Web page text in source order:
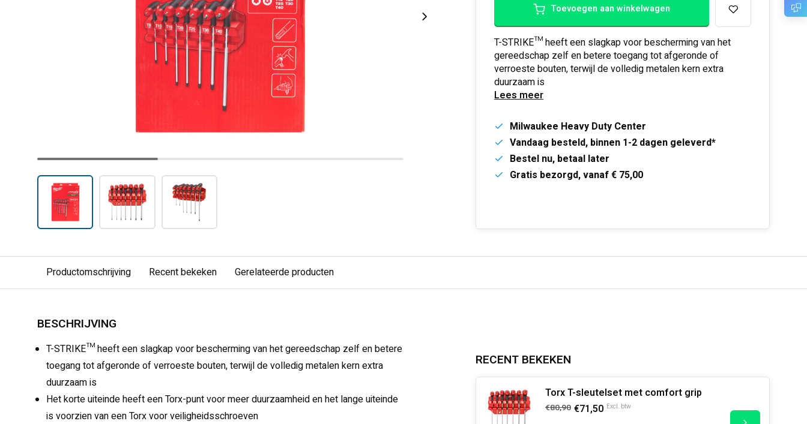
Toevoegen aan winkelwagen
T-STRIKE™ heeft een slagkap voor bescherming van het
gereedschap zelf en betere toegang tot afgeronde of
verroeste bouten, terwijl de volledig metalen kern extra
duurzaam is
Lees meer
Milwaukee Heavy Duty Center
Vandaag besteld, binnen 1-2 dagen geleverd*
Bestel nu, betaal later
Gratis bezorgd, vanaf € 75,00
Productomschrijving Recent bekeken Gerelateerde producten
BESCHRIJVING
T-STRIKE™ heeft een slagkap voor bescherming van het gereedschap zelf en betere
toegang tot afgeronde of verroeste bouten, terwijl de volledig metalen kern extra
duurzaam is
Het korte uiteinde heeft een Torx-punt voor meer duurzaamheid en het lange uiteinde
is voorzien van een Torx voor veiligheidsschroeven
RECENT BEKEKEN
Torx T-sleutelset met comfort grip
€80,90 €71,50 Excl. btw